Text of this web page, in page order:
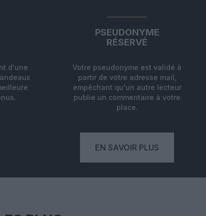
d'une
PSEUDONYME
RÉSERVÉ
Votre pseudonyme est validé à
partir de votre adresse mail,
empêchant qu'un autre lecteur
publie un commentaire à votre
place.
EN SAVOIR PLUS